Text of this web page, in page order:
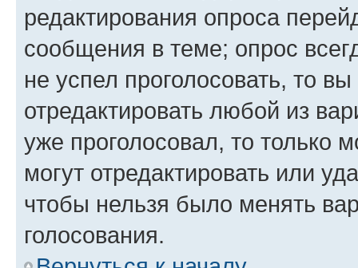
редактирования опроса
сообщения в теме; опрос
не успел проголосовать, то
отредактировать любой из
уже проголосовал, то только
могут отредактировать или
чтобы нельзя было менять
голосования.